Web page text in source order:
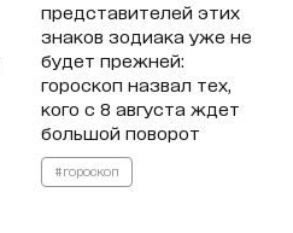
представителей этих
знаков зодиака уже не
будет прежней:
гороскоп назвал тех,
кого с 8 августа ждет
большой поворот
#гороскоп